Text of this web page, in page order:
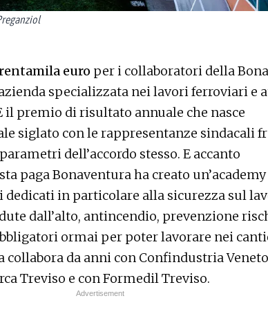
euro per i collaboratori della
specializzata nei lavori ferroviari e
il premio di risultato annuale che nasce
siglato con le rappresentanze sindacali
dell’accordo stesso. E accanto
paga Bonaventura ha creato un’academy
dedicati in particolare alla sicurezza sul
dall’alto, antincendio, prevenzione
ormai per poter lavorare nei
collabora da anni con Confindustria
Treviso e con Formedil Treviso.